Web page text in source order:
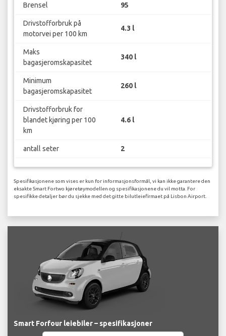
Brensel 95
Drivstofforbruk på
motorvei per 100 km
4.3 l
Maks
bagasjeromskapasitet
340 l
Minimum
bagasjeromskapasitet
260 l
Drivstofforbruk for
blandet kjøring per 100
km
4.6 l
antall seter 2
Spesifikasjonene som vises er kun for informasjonsformål, vi kan ikke garantere den
eksakte Smart Fortwo kjøretøymodellen og spesifikasjonene du vil motta. For
spesifikke detaljer bør du sjekke med det gitte bilutleiefirmaet på Lisbon Airport.
Smart Forfour leiebiler – spesifikasjoner